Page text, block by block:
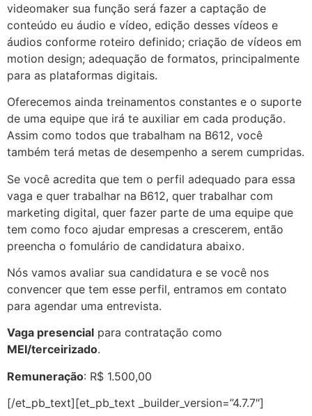
videomaker sua função será fazer a captação de
conteúdo eu áudio e vídeo, edição desses vídeos e
áudios conforme roteiro definido; criação de vídeos em
motion design; adequação de formatos, principalmente
para as plataformas digitais.
Oferecemos ainda treinamentos constantes e o suporte
de uma equipe que irá te auxiliar em cada produção.
Assim como todos que trabalham na B612, você
também terá metas de desempenho a serem cumpridas.
Se você acredita que tem o perfil adequado para essa
vaga e quer trabalhar na B612, quer trabalhar com
marketing digital, quer fazer parte de uma equipe que
tem como foco ajudar empresas a crescerem, então
preencha o fomulário de candidatura abaixo.
Nós vamos avaliar sua candidatura e se você nos
convencer que tem esse perfil, entramos em contato
para agendar uma entrevista.
Vaga presencial para contratação como
MEI/terceirizado.
Remuneração: R$ 1.500,00
[/et_pb_text][et_pb_text _builder_version=”4.7.7″]